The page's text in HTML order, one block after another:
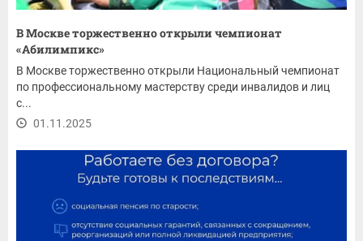
В Москве торжественно открыли чемпионат
«Абилимпикс»
В Москве торжественно открыли Национальный чемпионат
по профессиональному мастерству среди инвалидов и лиц
с...
01.11.2025